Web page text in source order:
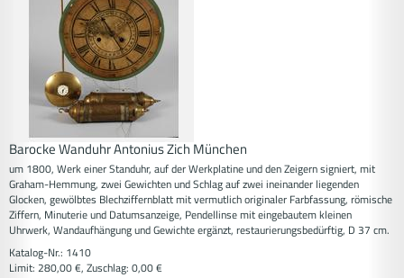
Barocke Wanduhr Antonius Zich München
um 1800, Werk einer Standuhr, auf der Werkplatine und den Zeigern signiert, mit
Graham-Hemmung, zwei Gewichten und Schlag auf zwei ineinander liegenden
Glocken, gewölbtes Blechziffernblatt mit vermutlich originaler Farbfassung, römische
Ziffern, Minuterie und Datumsanzeige, Pendellinse mit eingebautem kleinen
Uhrwerk, Wandaufhängung und Gewichte ergänzt, restaurierungsbedürftig, D 37 cm.
Katalog-Nr.: 1410
Limit: 280,00 €, Zuschlag: 0,00 €